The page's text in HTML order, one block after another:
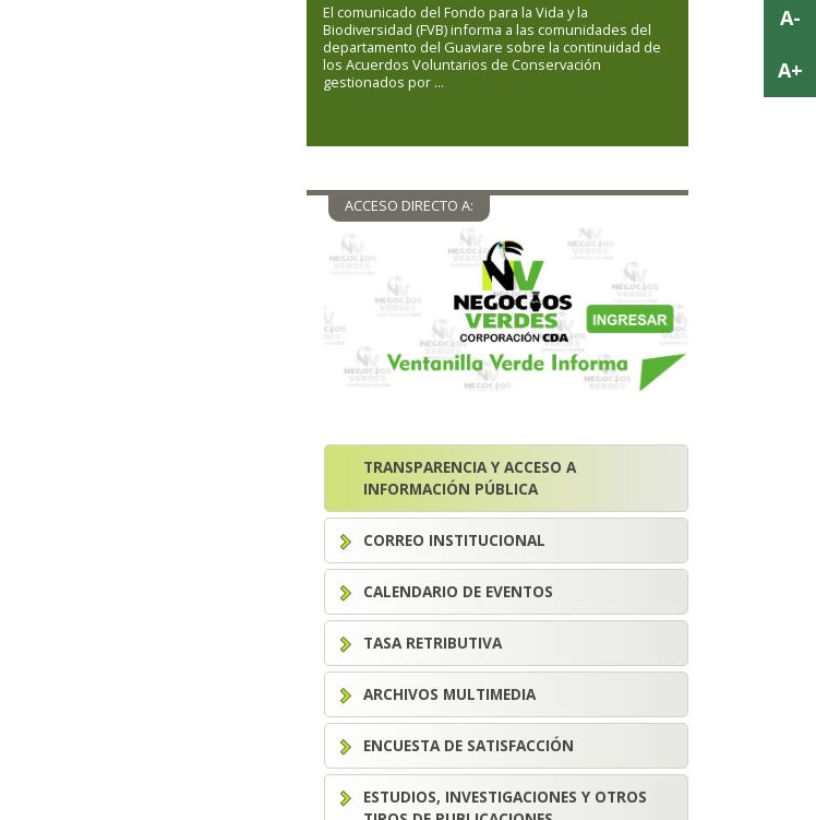
El comunicado del Fondo para la Vida y la
Biodiversidad (FVB) informa a las comunidades del
departamento del Guaviare sobre la continuidad de
los Acuerdos Voluntarios de Conservación
gestionados por ...
ACCESO DIRECTO A:
TRANSPARENCIA Y ACCESO A
INFORMACIÓN PÚBLICA
CORREO INSTITUCIONAL
CALENDARIO DE EVENTOS
TASA RETRIBUTIVA
ARCHIVOS MULTIMEDIA
ENCUESTA DE SATISFACCIÓN
ESTUDIOS, INVESTIGACIONES Y OTROS